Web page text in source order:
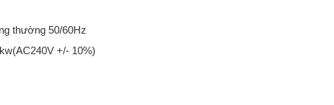
thường 50/60Hz
+/- 10%)